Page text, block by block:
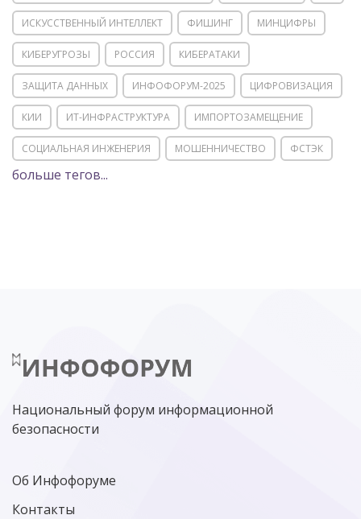
ИСКУССТВЕННЫЙ ИНТЕЛЛЕКТ ФИШИНГ МИНЦИФРЫ
КИБЕРУГРОЗЫ РОССИЯ КИБЕРАТАКИ
ЗАЩИТА ДАННЫХ ИНФОФОРУМ-2025 ЦИФРОВИЗАЦИЯ
КИИ ИТ-ИНФРАСТРУКТУРА ИМПОРТОЗАМЕЩЕНИЕ
СОЦИАЛЬНАЯ ИНЖЕНЕРИЯ МОШЕННИЧЕСТВО ФСТЭК
POSITIVE TECHNOLOGIES
МИНЦИФРЫ РОССИИ NGFW
больше тегов...
Национальный форум информационной
безопасности
Об Инфофоруме
Контакты